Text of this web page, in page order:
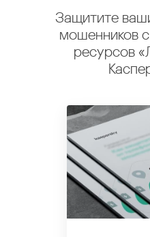
Защитите
мошенников
ресурсов